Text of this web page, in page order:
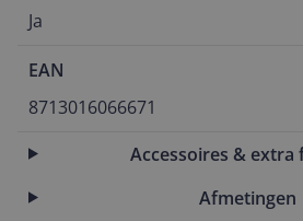
Ja
EAN
8713016066671
Accessoires & extra
Afmetingen